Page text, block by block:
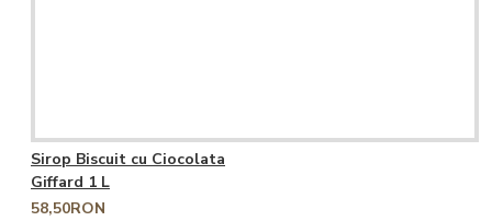
Sirop Biscuit cu Ciocolata
Giffard 1 L
58,50RON